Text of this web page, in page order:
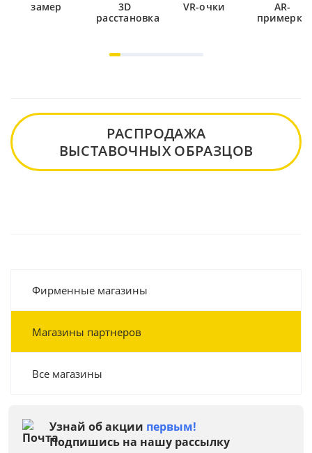
замер
3D
расстановка
VR-очки
AR-
примерка
РАСПРОДАЖА
ВЫСТАВОЧНЫХ ОБРАЗЦОВ
Фирменные магазины
Магазины партнеров
Все магазины
Узнай об акции первым!
Подпишись на нашу рассылку